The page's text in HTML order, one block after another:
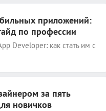
приложений:
по профессии
Developer: как стать им с
за пять
новичков